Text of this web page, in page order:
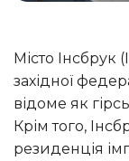
Місто
західної
відоме як
Крім того,
резиденція